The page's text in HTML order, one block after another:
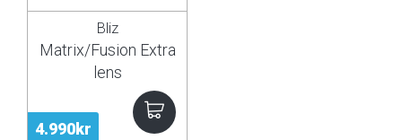
4.990kr
Bliz
Matrix/Fusion Extra
lens